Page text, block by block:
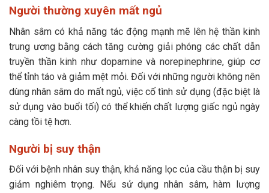
Người thường xuyên mất ngủ
Nhân sâm có khả năng tác động mạnh mẽ lên hệ thần kinh
trung ương bằng cách tăng cường giải phóng các chất dẫn
truyền thần kinh như dopamine và norepinephrine, giúp cơ
thể tỉnh táo và giảm mệt mỏi. Đối với những người không nên
dùng nhân sâm do mất ngủ, việc cố tình sử dụng (đặc biệt là
sử dụng vào buổi tối) có thể khiến chất lượng giấc ngủ ngày
càng tồi tệ hơn.
Người bị suy thận
Đối với bệnh nhân suy thận, khả năng lọc của cầu thận bị suy
giảm nghiêm trọng. Nếu sử dụng nhân sâm, hàm lượng